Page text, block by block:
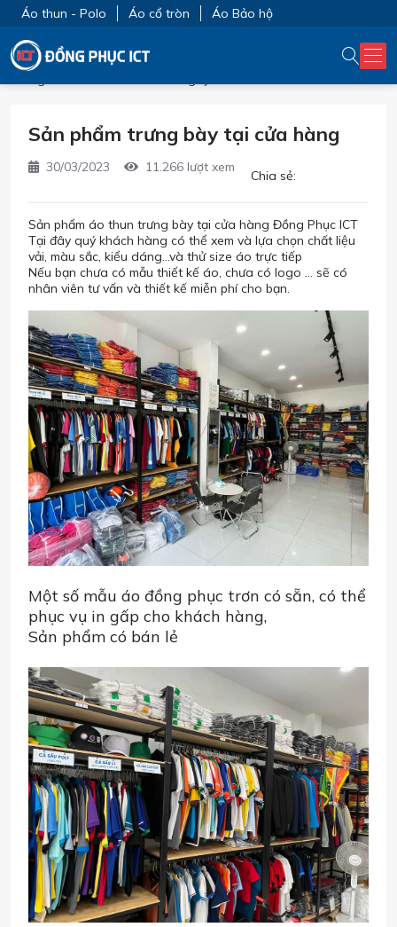
Áo thun - Polo Áo cổ tròn Áo Bảo hộ
Sản phẩm trưng bày tại cửa hàng
30/03/2023 11.266 lượt xem
Chia sẻ:
Sản phẩm áo thun trưng bày tại cửa hàng Đồng Phục ICT
Tại đây quý khách hàng có thể xem và lựa chọn chất liệu
vải, màu sắc, kiểu dáng...và thử size áo trực tiếp
Nếu bạn chưa có mẫu thiết kế áo, chưa có logo ... sẽ có
nhân viên tư vấn và thiết kế miễn phí cho bạn.
Một số mẫu áo đồng phục trơn có sẵn, có thể
phục vụ in gấp cho khách hàng,
Sản phẩm có bán lẻ